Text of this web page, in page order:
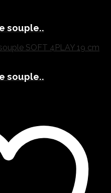
souple..
souple..